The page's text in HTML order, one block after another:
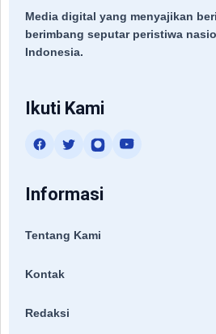
Media digital yang menyajikan
berimbang seputar peristiwa
Indonesia.
Ikuti Kami
Informasi
Tentang Kami
Kontak
Redaksi